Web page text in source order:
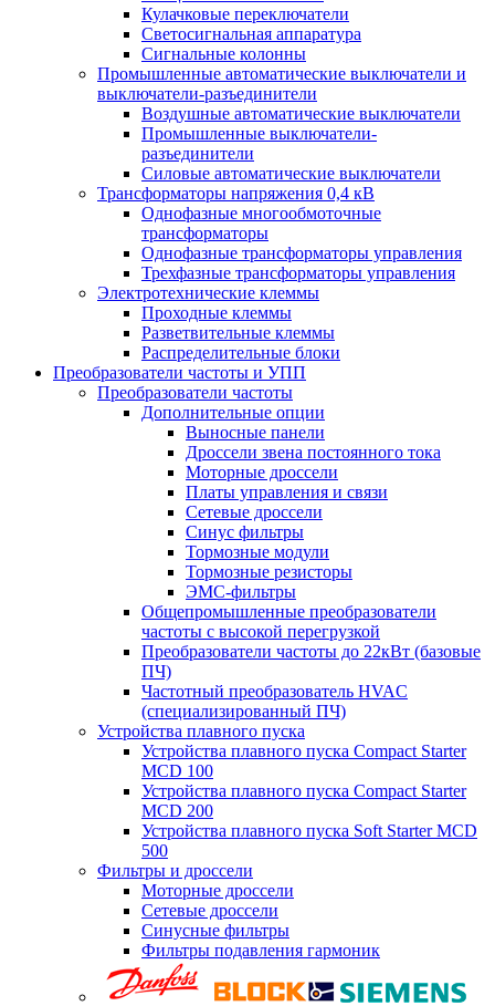
Кулачковые переключатели
Светосигнальная аппаратура
Сигнальные колонны
Промышленные автоматические выключатели и
выключатели-разъединители
Воздушные автоматические выключатели
Промышленные выключатели-
разъединители
Силовые автоматические выключатели
Трансформаторы напряжения 0,4 кВ
Однофазные многообмоточные
трансформаторы
Однофазные трансформаторы управления
Трехфазные трансформаторы управления
Электротехнические клеммы
Проходные клеммы
Разветвительные клеммы
Распределительные блоки
Преобразователи частоты и УПП
Преобразователи частоты
Дополнительные опции
Выносные панели
Дроссели звена постоянного тока
Моторные дроссели
Платы управления и связи
Сетевые дроссели
Синус фильтры
Тормозные модули
Тормозные резисторы
ЭМС-фильтры
Общепромышленные преобразователи
частоты с высокой перегрузкой
Преобразователи частоты до 22кВт (базовые
ПЧ)
Частотный преобразователь HVAC
(специализированный ПЧ)
Устройства плавного пуска
Устройства плавного пуска Compact Starter
MCD 100
Устройства плавного пуска Compact Starter
MCD 200
Устройства плавного пуска Soft Starter MCD
500
Фильтры и дроссели
Моторные дроссели
Сетевые дроссели
Синусные фильтры
Фильтры подавления гармоник